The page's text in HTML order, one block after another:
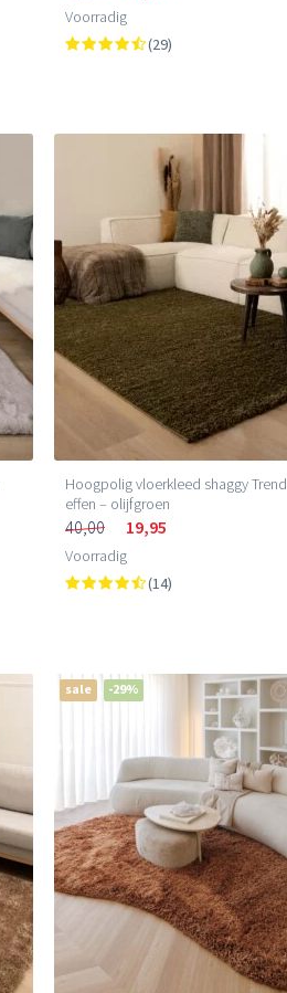
Voorradig
(29)
Hoogpolig vloerkleed shaggy Trend
effen – olijfgroen
40,00 19,95
Voorradig
(14)
sale -29%